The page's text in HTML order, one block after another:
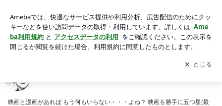
アプリをダウンロードして ブログの更新通知
を受け取りまし
ょう。
開く
映画と漫画があれば もう何もいらない・・・よね？ 映画を勝手に五つ星(最